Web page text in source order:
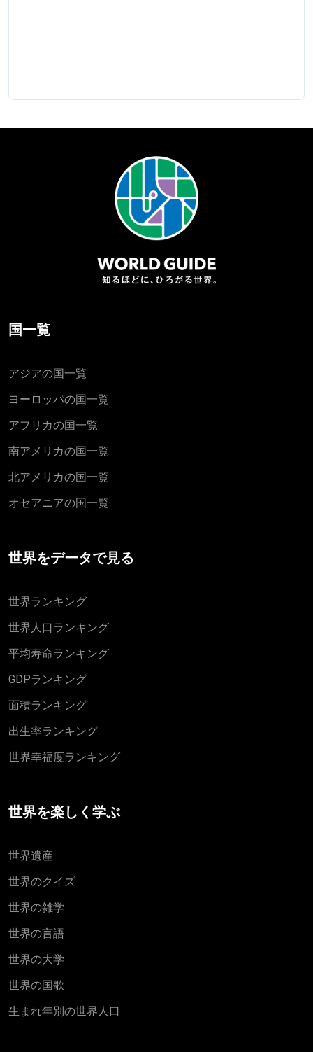
国一覧
アジアの国一覧
ヨーロッパの国一覧
アフリカの国一覧
南アメリカの国一覧
北アメリカの国一覧
オセアニアの国一覧
世界をデータで見る
世界ランキング
世界人口ランキング
平均寿命ランキング
GDPランキング
面積ランキング
出生率ランキング
世界幸福度ランキング
世界を楽しく学ぶ
世界遺産
世界のクイズ
世界の雑学
世界の言語
世界の大学
世界の国歌
生まれ年別の世界人口